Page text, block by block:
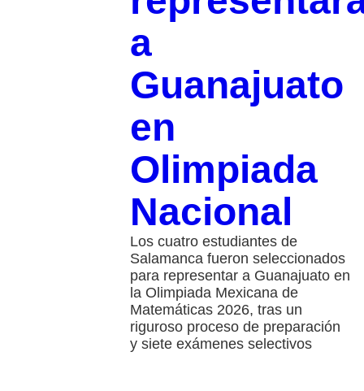
a
Guanajuato
en
Olimpiada
Nacional
Los cuatro estudiantes de
Salamanca fueron seleccionados
para representar a Guanajuato en
la Olimpiada Mexicana de
Matemáticas 2026, tras un
riguroso proceso de preparación
y siete exámenes selectivos